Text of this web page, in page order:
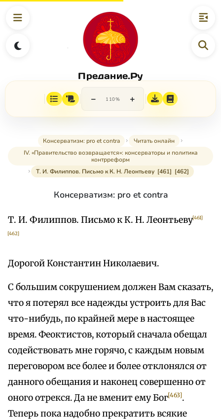
Предание.Ру
− 110% +
Консерватизм: pro et contra
Читать онлайн
IV. «Правительство возвращается»: консерваторы и политика
контрреформ
Т. И. Филиппов. Письмо к К. Н. Леонтьеву [461] [462]
Консерватизм: pro et contra
Т. И. Филиппов. Письмо к К. Н. Леонтьеву[461]
[462]
Дорогой Константин Николаевич.
С большим сокрушением должен Вам сказать,
что я потерял все надежды устроить для Вас
что-нибудь, по крайней мере в настоящее
время. Феоктистов, который сначала обещал
содействовать мне горячо, с каждым новым
переговором все более и более отклонялся от
данного обещания и наконец совершенно от
оного отрекся. Да не вменит ему Бог[463].
Теперь пока надобно прекратить всякие